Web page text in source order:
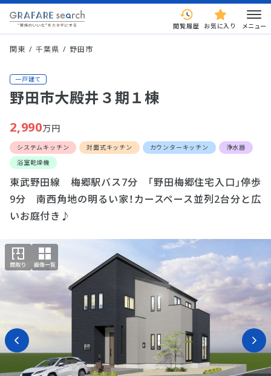
閲覧履歴 お気に入り メニュー
関東 千葉県 野田市
一戸建て
野田市大殿井３期１棟
2,990万円
システムキッチン 対面式キッチン カウンターキッチン
浄水器
浴室乾燥機
東武野田線 梅郷駅バス7分 「野田梅郷住宅入口」停歩
9分 南西角地の明るい家！カースペース並列2台分と広
いお庭付き♪